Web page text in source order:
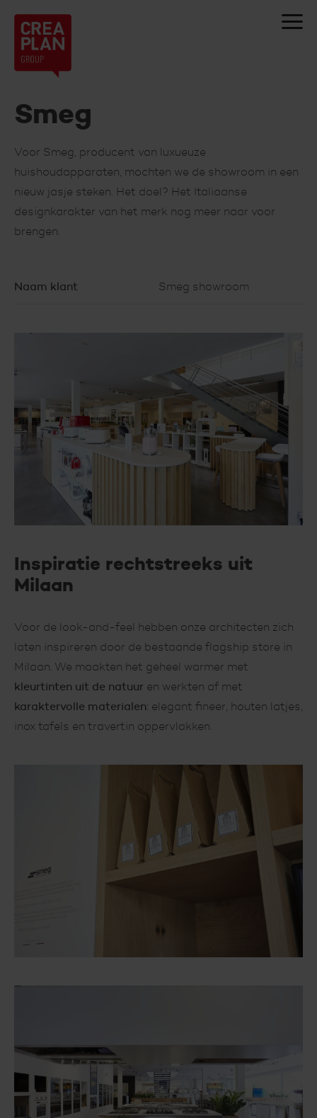
Creaplan
nv
Smeg
Voor Smeg, producent van luxueuze
huishoudapparaten, mochten we de showroom in een
nieuw jasje steken. Het doel? Het Italiaanse
designkarakter van het merk nog meer naar voor
brengen.
Naam klant Smeg showroom
Inspiratie rechtstreeks uit
Milaan
Voor de look-and-feel hebben onze architecten zich
laten inspireren door de bestaande flagship store in
Milaan. We maakten het geheel warmer met
kleurtinten uit de natuur en werkten af met
karaktervolle materialen: elegant fineer, houten latjes,
inox tafels en travertin oppervlakken.